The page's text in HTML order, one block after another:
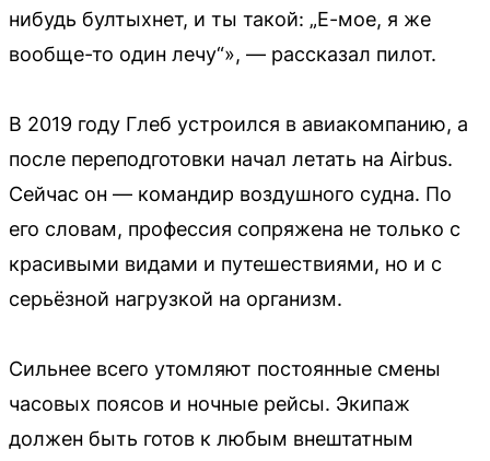
нибудь бултыхнет, и ты такой: „Е-мое, я же
вообще-то один лечу“», — рассказал пилот.
В 2019 году Глеб устроился в авиакомпанию, а
после переподготовки начал летать на Airbus.
Сейчас он — командир воздушного судна. По
его словам, профессия сопряжена не только с
красивыми видами и путешествиями, но и с
серьёзной нагрузкой на организм.
Сильнее всего утомляют постоянные смены
часовых поясов и ночные рейсы. Экипаж
должен быть готов к любым внештатным